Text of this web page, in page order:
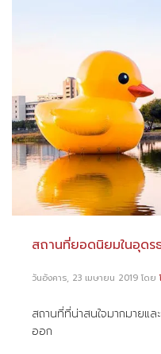
สถานที่ยอดนิยมในอุดร
วันอังคาร, 23 เมษายน 2019 โดย
สถานที่ที่น่าสนใจมากมายแ
ออก